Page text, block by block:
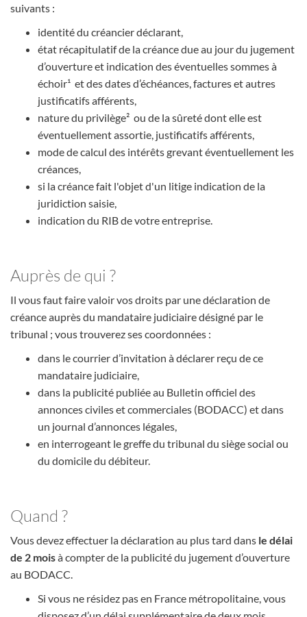
suivants :
identité du créancier déclarant,
état récapitulatif de la créance due au jour du jugement
d’ouverture et indication des éventuelles sommes à
échoir¹ et des dates d’échéances, factures et autres
justificatifs afférents,
nature du privilège² ou de la sûreté dont elle est
éventuellement assortie, justificatifs afférents,
mode de calcul des intérêts grevant éventuellement les
créances,
si la créance fait l'objet d'un litige indication de la
juridiction saisie,
indication du RIB de votre entreprise.
Auprès de qui ?
Il vous faut faire valoir vos droits par une déclaration de
créance auprès du mandataire judiciaire désigné par le
tribunal ; vous trouverez ses coordonnées :
dans le courrier d’invitation à déclarer reçu de ce
mandataire judiciaire,
dans la publicité publiée au Bulletin officiel des
annonces civiles et commerciales (BODACC) et dans
un journal d’annonces légales,
en interrogeant le greffe du tribunal du siège social ou
du domicile du débiteur.
Quand ?
Vous devez effectuer la déclaration au plus tard dans le délai
de 2 moisà compter de la publicité du jugement d’ouverture
au BODACC.
Si vous ne résidez pas en France métropolitaine, vous